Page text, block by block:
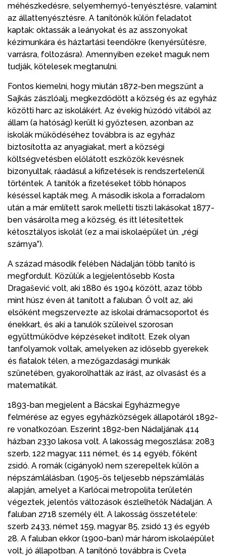
méhészkedésre, selyemhernyó-tenyésztésre, valamint
az állattenyésztésre. A tanítónők külön feladatot
kaptak: oktassák a leányokat és az asszonyokat
kézimunkára és háztartási teendőkre (kenyérsütésre,
varrásra, foltozásra). Amennyiben ezeket maguk nem
tudják, kötelesek megtanulni.
Fontos kiemelni, hogy miután 1872-ben megszűnt a
Sajkás zászlóalj, megkezdődött a község és az egyház
közötti harc az iskolákért. Az évekig húzódó vitából az
állam (a hatóság) került ki győztesen, azonban az
iskolák működéséhez továbbra is az egyház
biztosította az anyagiakat, mert a községi
költségvetésben előlátott eszközök kevésnek
bizonyultak, ráadásul a kifizetések is rendszertelenül
történtek. A tanítók a fizetéseket több hónapos
késéssel kapták meg. A második iskola a forradalom
után a már említett sarok melletti tiszti lakásokat 1877-
ben vásárolta meg a község, és itt létesítettek
kétosztályos iskolát (ez a mai iskolaépület ún. „régi
szárnya”).
A század második felében Nádalján több tanító is
megfordult. Közülük a legjelentősebb Kosta
Dragašević volt, aki 1880 és 1904 között, azaz több
mint húsz éven át tanított a faluban. Ő volt az, aki
elsőként megszervezte az iskolai drámacsoportot és
énekkart, és aki a tanulók szüleivel szorosan
együttműködve képzéseket indított. Ezek olyan
tanfolyamok voltak, amelyeken az idősebb gyerekek
és fiatalok télen, a mezőgazdasági munkák
szünetében, gyakorolhatták az írást, az olvasást és a
matematikát.
1893-ban megjelent a Bácskai Egyházmegye
felmérése az egyes egyházközségek állapotáról 1892-
re vonatkozóan. Eszerint 1892-ben Nádaljának 414
házban 2330 lakosa volt. A lakosság megoszlása: 2083
szerb, 122 magyar, 111 német, és 14 egyéb, főként
zsidó. A romák (cigányok) nem szerepeltek külön a
népszámlálásban. (1905-ös teljesebb népszámlálás
alapján, amelyet a Karlócai metropolita területén
végeztek, jelentős változások észlelhetők Nádalján. A
faluban 2718 személy élt. A lakosság összetétele:
szerb 2433, német 159, magyar 85, zsidó 13 és egyéb
28. A faluban ekkor (1900-ban) már három iskolaépület
volt, jó állapotban. A tanítónő továbbra is Cveta